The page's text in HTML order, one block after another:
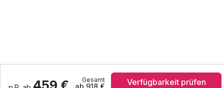
Gesamt
ab 918 € Verfügbarkeit prüfen